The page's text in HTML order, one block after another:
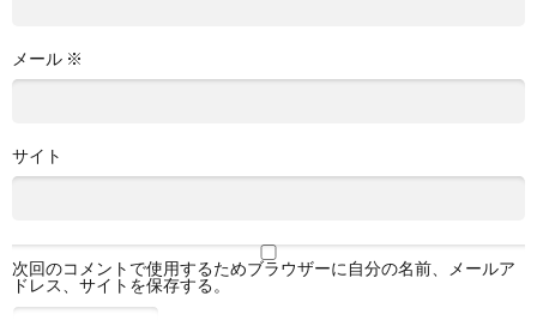
メール ※
サイト
次回のコメントで使用するためブラウザーに自分の名前、メールア
ドレス、サイトを保存する。